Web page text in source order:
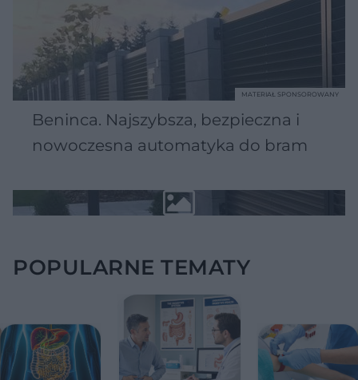
Beninca. Najszybsza, bezpieczna i
nowoczesna automatyka do bram
MATERIAŁ SPONSOROWANY
POPULARNE TEMATY